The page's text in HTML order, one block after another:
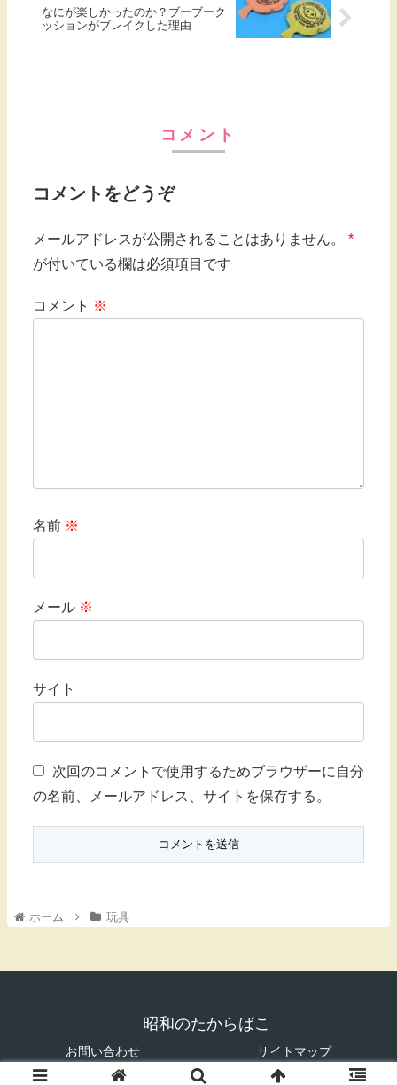
なにが楽しかったのか？ブーブーク
ッションがブレイクした理由
コメント
コメントをどうぞ
メールアドレスが公開されることはありません。
*
が付いている欄は必須項目です
コメント ※
名前 ※
メール ※
サイト
次回のコメントで使用するためブラウザーに自分
の名前、メールアドレス、サイトを保存する。
ホーム 玩具
昭和のたからばこ
お問い合わせ サイトマップ